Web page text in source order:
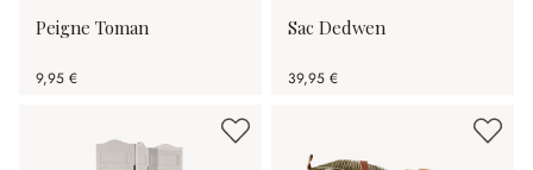
Peigne Toman
9,95 €
Sac Dedwen
39,95 €